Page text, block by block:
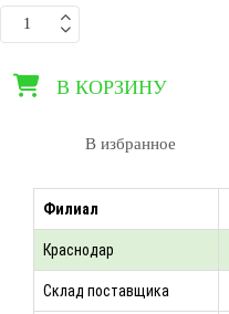
В КОРЗИНУ
В избранное
Филиал
Краснодар
Склад поставщика